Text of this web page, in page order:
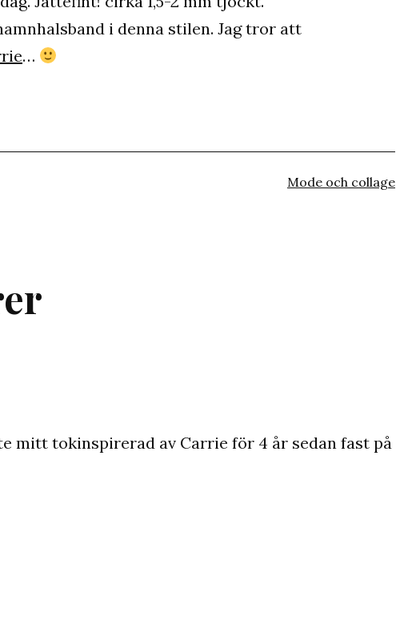
i denna stilen. Jag tror att
…
Kategoriserat
Mode och collage
mitt tokinspirerad av Carrie för 4 år sedan fast på